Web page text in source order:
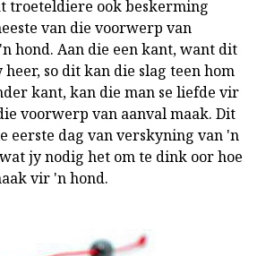
troeteldiere ook beskerming
van die voorwerp van
hond. Aan die een kant, want dit
heer, so dit kan die slag teen hom
kant, kan die man se liefde vir
voorwerp van aanval maak. Dit
eerste dag van verskyning van 'n
jy nodig het om te dink oor hoe
vir 'n hond.